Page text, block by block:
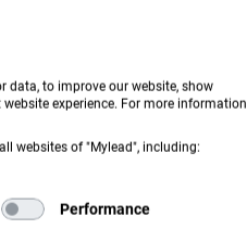
die
Nutzer und
richtig
data, to improve our website, show
experience. For more information
websites of "Mylead", including:
Performance